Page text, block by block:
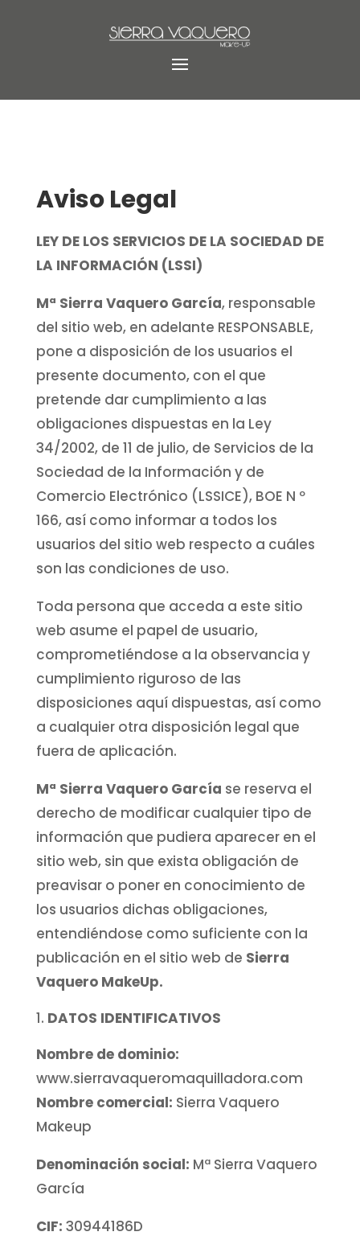
Aviso Legal
LEY DE LOS SERVICIOS DE LA SOCIEDAD DE
LA INFORMACIÓN (LSSI)
Mª Sierra Vaquero García, responsable
del sitio web, en adelante RESPONSABLE,
pone a disposición de los usuarios el
presente documento, con el que
pretende dar cumplimiento a las
obligaciones dispuestas en la Ley
34/2002, de 11 de julio, de Servicios de la
Sociedad de la Información y de
Comercio Electrónico (LSSICE), BOE N º
166, así como informar a todos los
usuarios del sitio web respecto a cuáles
son las condiciones de uso.
Toda persona que acceda a este sitio
web asume el papel de usuario,
comprometiéndose a la observancia y
cumplimiento riguroso de las
disposiciones aquí dispuestas, así como
a cualquier otra disposición legal que
fuera de aplicación.
Mª Sierra Vaquero García se reserva el
derecho de modificar cualquier tipo de
información que pudiera aparecer en el
sitio web, sin que exista obligación de
preavisar o poner en conocimiento de
los usuarios dichas obligaciones,
entendiéndose como suficiente con la
publicación en el sitio web de Sierra
Vaquero MakeUp.
DATOS IDENTIFICATIVOS
Nombre de dominio:
www.sierravaqueromaquilladora.com
Nombre comercial: Sierra Vaquero
Makeup
Denominación social: Mª Sierra Vaquero
García
CIF: 30944186D